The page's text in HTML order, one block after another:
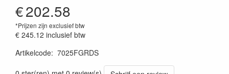
€202.58
*Prijzen zijn exclusief btw
€ 245.12 inclusief btw
Artikelcode: 7025FGRDS